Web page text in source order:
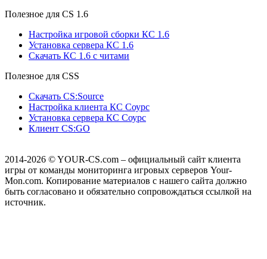
Полезное для CS 1.6
Настройка игровой сборки КС 1.6
Установка сервера КС 1.6
Скачать КС 1.6 с читами
Полезное для CSS
Скачать CS:Source
Настройка клиента КС Cоурс
Установка сервера КС Соурс
Клиент CS:GO
2014-2026 © YOUR-CS.com – официальный сайт клиента
игры от команды мониторинга игровых серверов Your-
Mon.com. Копирование материалов с нашего сайта должно
быть согласовано и обязательно сопровождаться ссылкой на
источник.